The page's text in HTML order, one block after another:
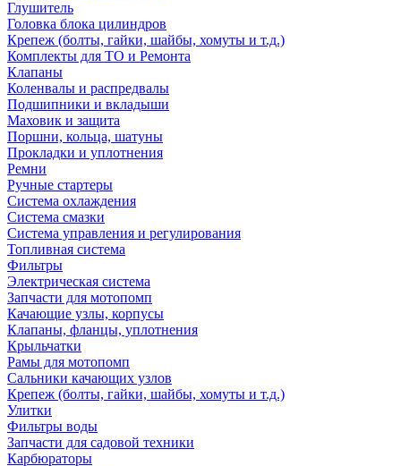
Глушитель
Головка блока цилиндров
Крепеж (болты, гайки, шайбы, хомуты и т.д.)
Комплекты для ТО и Ремонта
Клапаны
Коленвалы и распредвалы
Подшипники и вкладыши
Маховик и защита
Поршни, кольца, шатуны
Прокладки и уплотнения
Ремни
Ручные стартеры
Система охлаждения
Система смазки
Система управления и регулирования
Топливная система
Фильтры
Электрическая система
Запчасти для мотопомп
Качающие узлы, корпусы
Клапаны, фланцы, уплотнения
Крыльчатки
Рамы для мотопомп
Сальники качающих узлов
Крепеж (болты, гайки, шайбы, хомуты и т.д.)
Улитки
Фильтры воды
Запчасти для садовой техники
Карбюраторы